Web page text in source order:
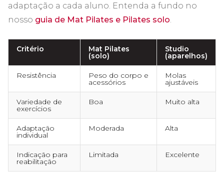
adaptação a cada aluno. Entenda a fundo no
nosso guia de Mat Pilates e Pilates solo
Critério Mat Pilates
(solo)
Studio
(aparelhos)
Resistência Peso do corpo e
acessórios
Molas
ajustáveis
Variedade de
exercícios
Boa Muito alta
Adaptação
individual
Moderada Alta
Indicação para
reabilitação
Limitada Excelente